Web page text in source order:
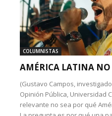
COLUMNISTAS
AMÉRICA LATINA NO
(Gustavo Campos,
Opinión Pública, Universidad
relevante no sea por qué